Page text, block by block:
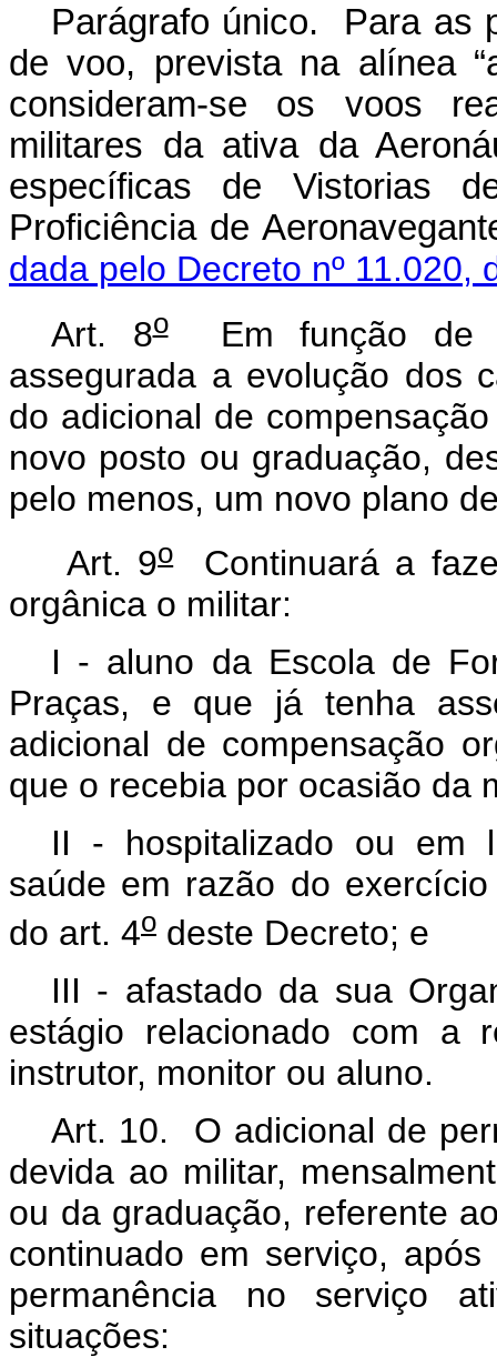
Parágrafo único. Para as
de voo, prevista na alínea
consideram-se os voos
militares da ativa da
específicas de Vistorias
Proficiência de
dada pelo Decreto nº 11.020,
Art. 8oEm função de
assegurada a evolução dos
do adicional de
novo posto ou graduação,
pelo menos, um novo plano
Art. 9oContinuará a
orgânica o militar:
I - aluno da Escola de
Praças, e que já tenha
adicional de compensação
que o recebia por ocasião da
II - hospitalizado ou em
saúde em razão do
do art. 4o deste Decreto; e
III - afastado da sua
estágio relacionado com a
instrutor, monitor ou aluno.
Art. 10. O adicional de
devida ao militar,
ou da graduação, referente
continuado em serviço,
permanência no serviço
situações: